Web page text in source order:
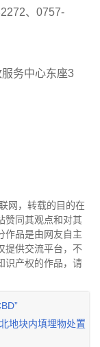
、0757-
务中心东座3
网，转载的目的在
赞同其观点和对其
作品是由网友自主
提供交流平台，不
识产权的作品，请
地块内填埋物处置